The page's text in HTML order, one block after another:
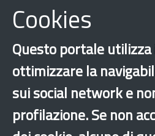
›×
Cookies
Questo portale utilizza
ottimizzare la
sui social network e
profilazione. Se non
Dichiarazione di accessibilità Mappa del sito